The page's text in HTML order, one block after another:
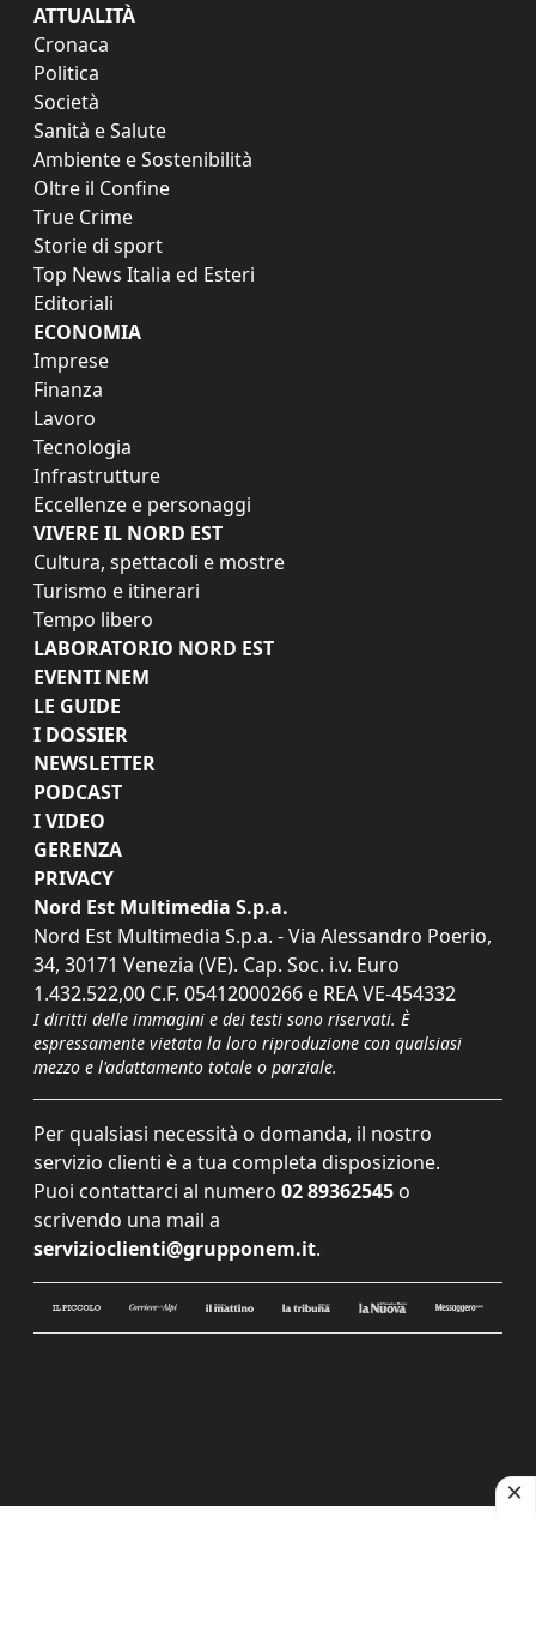
ATTUALITÀ
Cronaca
Politica
Società
Sanità e Salute
Ambiente e Sostenibilità
Oltre il Confine
True Crime
Storie di sport
Top News Italia ed Esteri
Editoriali
ECONOMIA
Imprese
Finanza
Lavoro
Tecnologia
Infrastrutture
Eccellenze e personaggi
VIVERE IL NORD EST
Cultura, spettacoli e mostre
Turismo e itinerari
Tempo libero
LABORATORIO NORD EST
EVENTI NEM
LE GUIDE
I DOSSIER
NEWSLETTER
PODCAST
I VIDEO
GERENZA
PRIVACY
Nord Est Multimedia S.p.a.
Nord Est Multimedia S.p.a. - Via Alessandro Poerio,
34, 30171 Venezia (VE). Cap. Soc. i.v. Euro
1.432.522,00 C.F. 05412000266 e REA VE-454332
I diritti delle immagini e dei testi sono riservati. È
espressamente vietata la loro riproduzione con qualsiasi
mezzo e l'adattamento totale o parziale.
Per qualsiasi necessità o domanda, il nostro
servizio clienti è a tua completa disposizione.
Puoi contattarci al numero 02 89362545 o
scrivendo una mail a
servizioclienti@grupponem.it.